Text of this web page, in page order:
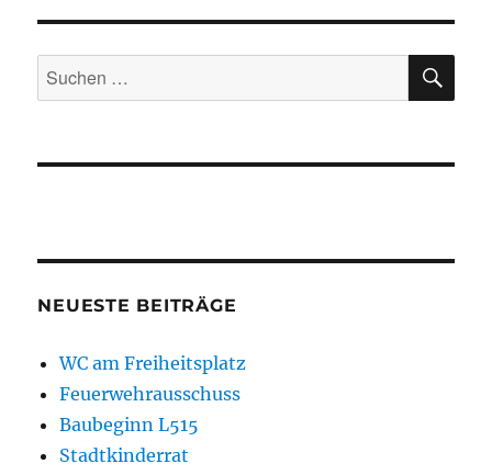
Suchen
nach:
NEUESTE BEITRÄGE
WC am Freiheitsplatz
Feuerwehrausschuss
Baubeginn L515
Stadtkinderrat